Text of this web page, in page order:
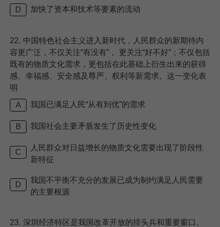
D 加快了资本和技术等要素的流动
22. 中国特色社会主义进入新时代，人民群众的新期待内
容更广泛，不仅关注“有没有”， 更关注“好不好”；不仅包括
既有的物质文化需求，更包括在此基础上衍生出来的获得
感、幸福感、安全感及尊严、权利等新需求。这一变化表
明
A 我国已满足人民“从有到优”的需求
B 我国社会主要矛盾发生了历史性变化
C
人民群众对日益增长的物质文化需要出现了阶段性
新特征
D
我国不平衡不充分的发展已成为制约满足人民需要
的主要根源
23. 深圳经济特区是我国改革开放的排头兵和重要窗口。